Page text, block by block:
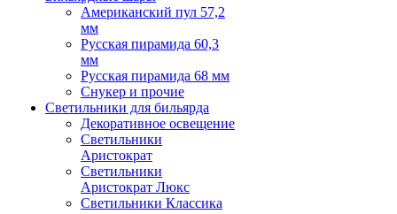
Американский пул 57,2
мм
Русская пирамида 60,3
мм
Русская пирамида 68 мм
Снукер и прочие
Светильники для бильярда
Декоративное освещение
Светильники
Аристократ
Светильники
Аристократ Люкс
Светильники Классика